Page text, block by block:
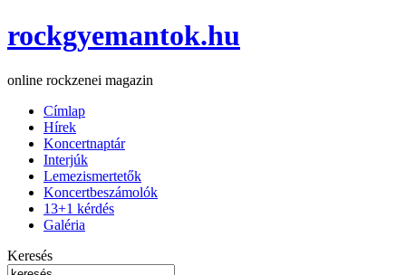
rockgyemantok.hu
online rockzenei magazin
Címlap
Hírek
Koncertnaptár
Interjúk
Lemezismertetők
Koncertbeszámolók
13+1 kérdés
Galéria
Keresés